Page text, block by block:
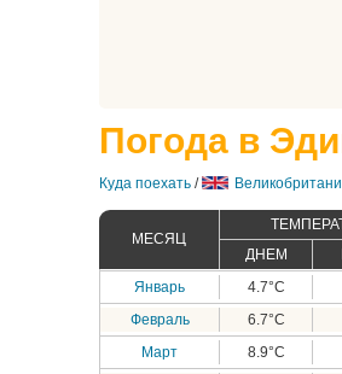
Погода в
Куда поехать /
МЕСЯЦ
ДНЕМ
Январь
4.7°C
Февраль
6.7°C
Март
8.9°C